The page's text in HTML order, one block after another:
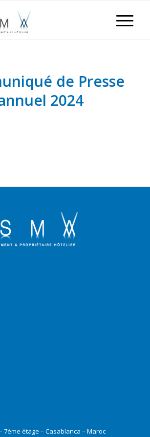
de Presse
2024
7ème étage – Casablanca – Maroc